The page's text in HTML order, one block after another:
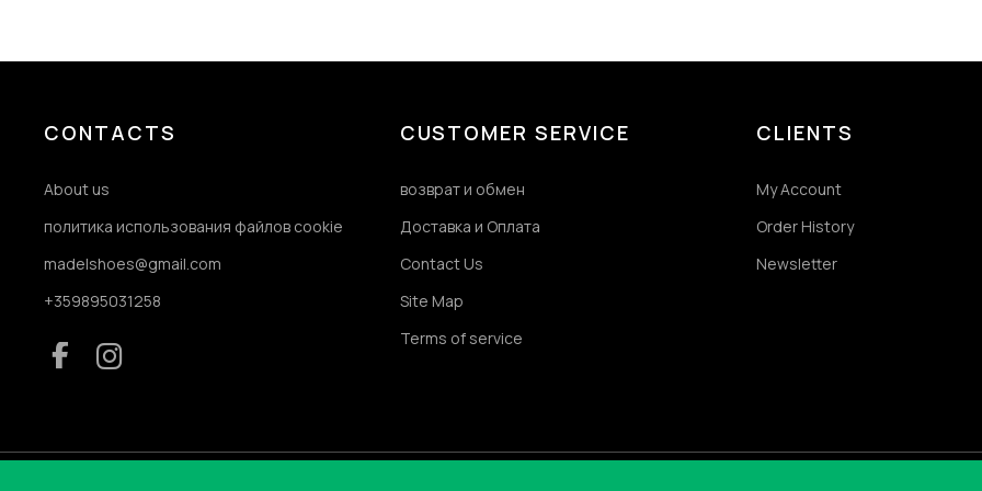
CONTACTS
About us
политика использования файлов cookie
madelshoes@gmail.com
+359895031258
CUSTOMER SERVICE
возврат и обмен
Доставка и Оплата
Contact Us
Site Map
Terms of service
CLIENTS
My Account
Order History
Newsletter